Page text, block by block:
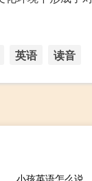
英语 读音
小孩英语怎么说